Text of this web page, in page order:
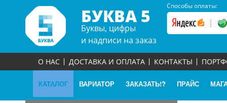
БУКВА 5
Буквы, цифры
и надписи на заказ
Способы оплаты:
О НАС ДОСТАВКА И ОПЛАТА КОНТАКТЫ
КАТАЛОГ ВАРИАТОР ЗАКАЗАТЬ!? ПРАЙС